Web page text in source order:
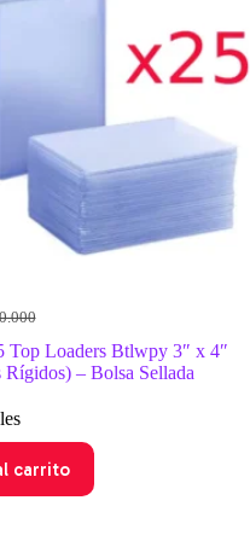
Top Loaders Btlwpy 3″ x 4″
Rígidos) – Bolsa Sellada
carrito